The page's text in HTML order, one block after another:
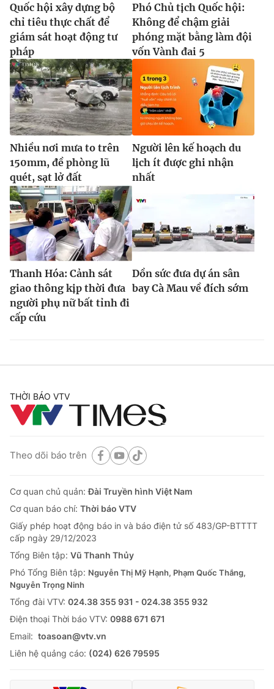
® Cấm sao chép dưới mọi hình thức nếu không có sự chấp
thuận bằng văn bản. Ghi rõ nguồn VTV.vn khi phát hành lại
thông tin từ website này.
Quốc hội xây dựng bộ
chỉ tiêu thực chất để
giám sát hoạt động tư
pháp
Phó Chủ tịch Quốc hội:
Không để chậm giải
phóng mặt bằng làm đội
vốn Vành đai 5
Nhiều nơi mưa to trên
150mm, đề phòng lũ
quét, sạt lở đất
Người lên kế hoạch du
lịch ít được ghi nhận
nhất
Thanh Hóa: Cảnh sát
giao thông kịp thời đưa
người phụ nữ bất tỉnh đi
cấp cứu
Dồn sức đưa dự án sân
bay Cà Mau về đích sớm
THỜI BÁO VTV
Theo dõi báo trên
Cơ quan chủ quản:Đài Truyền hình Việt Nam
Cơ quan báo chí: Thời báo VTV
Giấy phép hoạt động báo in và báo điện tử số 483/GP-BTTTT
cấp ngày 29/12/2023
Tổng Biên tập: Vũ Thanh Thủy
Phó Tổng Biên tập: Nguyễn Thị Mỹ Hạnh, Phạm Quốc Thắng,
Nguyễn Trọng Ninh
Tổng đài VTV: 024.38 355 931 - 024.38 355 932
Ðiện thoại Thời báo VTV: 0988 671 671
Email: toasoan@vtv.vn
Liên hệ quảng cáo: (024) 626 79595